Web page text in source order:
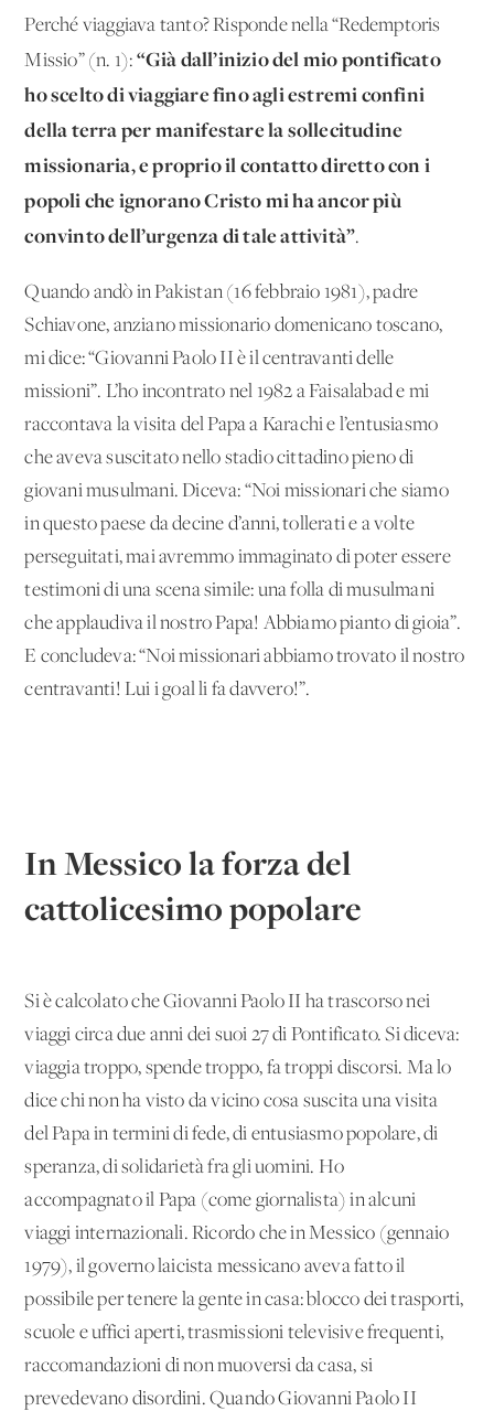
Perché viaggiava tanto? Risponde nella “Redemptoris
Missio” (n. 1): “Già dall’inizio del mio pontificato
ho scelto di viaggiare fino agli estremi confini
della terra per manifestare la sollecitudine
missionaria, e proprio il contatto diretto con i
popoli che ignorano Cristo mi ha ancor più
convinto dell’urgenza di tale attività”.
Quando andò in Pakistan (16 febbraio 1981), padre
Schiavone, anziano missionario domenicano toscano,
mi dice: “Giovanni Paolo II è il centravanti delle
missioni”. L’ho incontrato nel 1982 a Faisalabad e mi
raccontava la visita del Papa a Karachi e l’entusiasmo
che aveva suscitato nello stadio cittadino pieno di
giovani musulmani. Diceva: “Noi missionari che siamo
in questo paese da decine d’anni, tollerati e a volte
perseguitati, mai avremmo immaginato di poter essere
testimoni di una scena simile: una folla di musulmani
che applaudiva il nostro Papa! Abbiamo pianto di gioia”.
E concludeva: “Noi missionari abbiamo trovato il nostro
centravanti! Lui i goal li fa davvero!”.
In Messico la forza del
cattolicesimo popolare
Si è calcolato che Giovanni Paolo II ha trascorso nei
viaggi circa due anni dei suoi 27 di Pontificato. Si diceva:
viaggia troppo, spende troppo, fa troppi discorsi. Ma lo
dice chi non ha visto da vicino cosa suscita una visita
del Papa in termini di fede, di entusiasmo popolare, di
speranza, di solidarietà fra gli uomini. Ho
accompagnato il Papa (come giornalista) in alcuni
viaggi internazionali. Ricordo che in Messico (gennaio
1979), il governo laicista messicano aveva fatto il
possibile per tenere la gente in casa: blocco dei trasporti,
scuole e uffici aperti, trasmissioni televisive frequenti,
raccomandazioni di non muoversi da casa, si
prevedevano disordini. Quando Giovanni Paolo II